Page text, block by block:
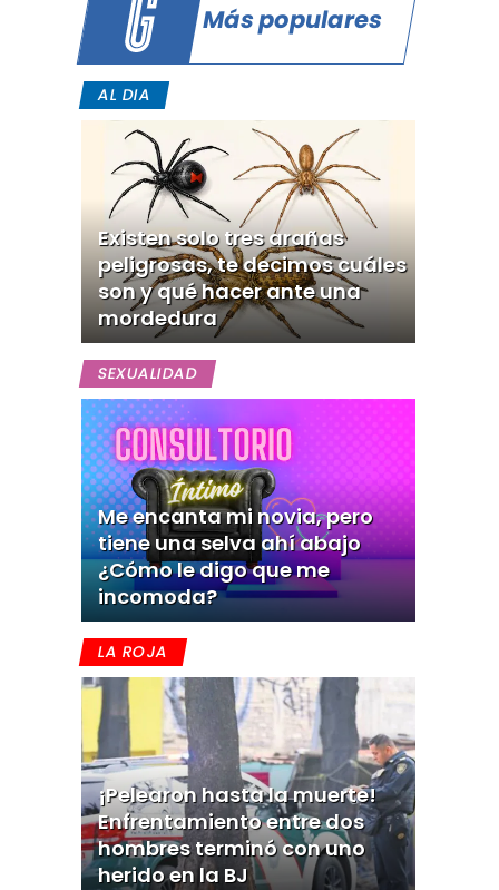
Más populares
AL DIA
Existen solo tres arañas
peligrosas, te decimos cuáles
son y qué hacer ante una
mordedura
SEXUALIDAD
Me encanta mi novia, pero
tiene una selva ahí abajo
¿Cómo le digo que me
incomoda?
LA ROJA
¡Pelearon hasta la muerte!
Enfrentamiento entre dos
hombres terminó con uno
herido en la BJ